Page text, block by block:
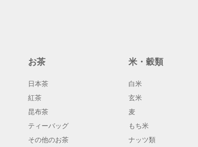
お茶
日本茶
紅茶
昆布茶
ティーバッグ
その他のお茶
米・穀類
白米
玄米
麦
もち米
ナッツ類